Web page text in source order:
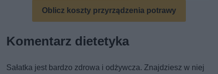
Oblicz koszty przyrządzenia potrawy
Komentarz dietetyka
Sałatka jest bardzo zdrowa i odżywcza. Znajdziesz w niej